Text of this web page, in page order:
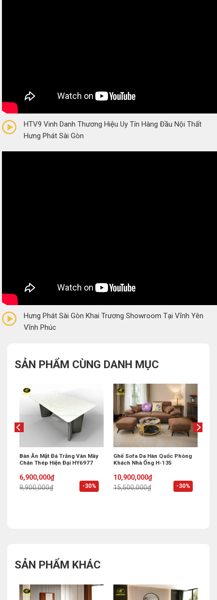
(0 Reviews)
HTV9 Vinh Danh Thương Hiệu Uy Tín Hàng Đầu Nội Thất
Hưng Phát Sài Gòn
(0 Reviews)
Hưng Phát Sài Gòn Khai Trương Showroom Tại Vĩnh Yên
Vĩnh Phúc
SẢN PHẨM CÙNG DANH MỤC
-30%
Bàn Ăn Mặt Đá Trắng Vân Mây
Chân Thép Hiện Đại HY6977
9,900,000₫
Original
price
was:
6,900,000₫
Current
price
is:
-30%
Ghế Sofa Da Hàn Quốc Phòng
Khách Nhà Ống H-135
15,500,000₫
Original
price
was:
10,900,000₫
Current
price
is:
SẢN PHẨM KHÁC